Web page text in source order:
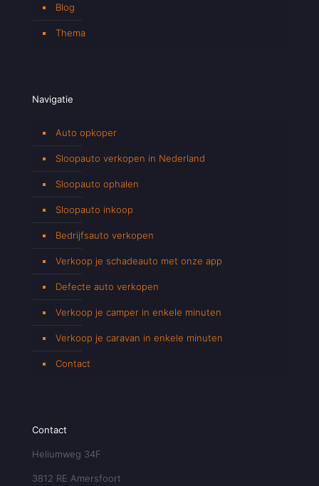
Blog
Thema
Navigatie
Auto opkoper
Sloopauto verkopen in Nederland
Sloopauto ophalen
Sloopauto inkoop
Bedrijfsauto verkopen
Verkoop je schadeauto met onze app
Defecte auto verkopen
Verkoop je camper in enkele minuten
Verkoop je caravan in enkele minuten
Contact
Contact
Heliumweg 34F
3812 RE Amersfoort